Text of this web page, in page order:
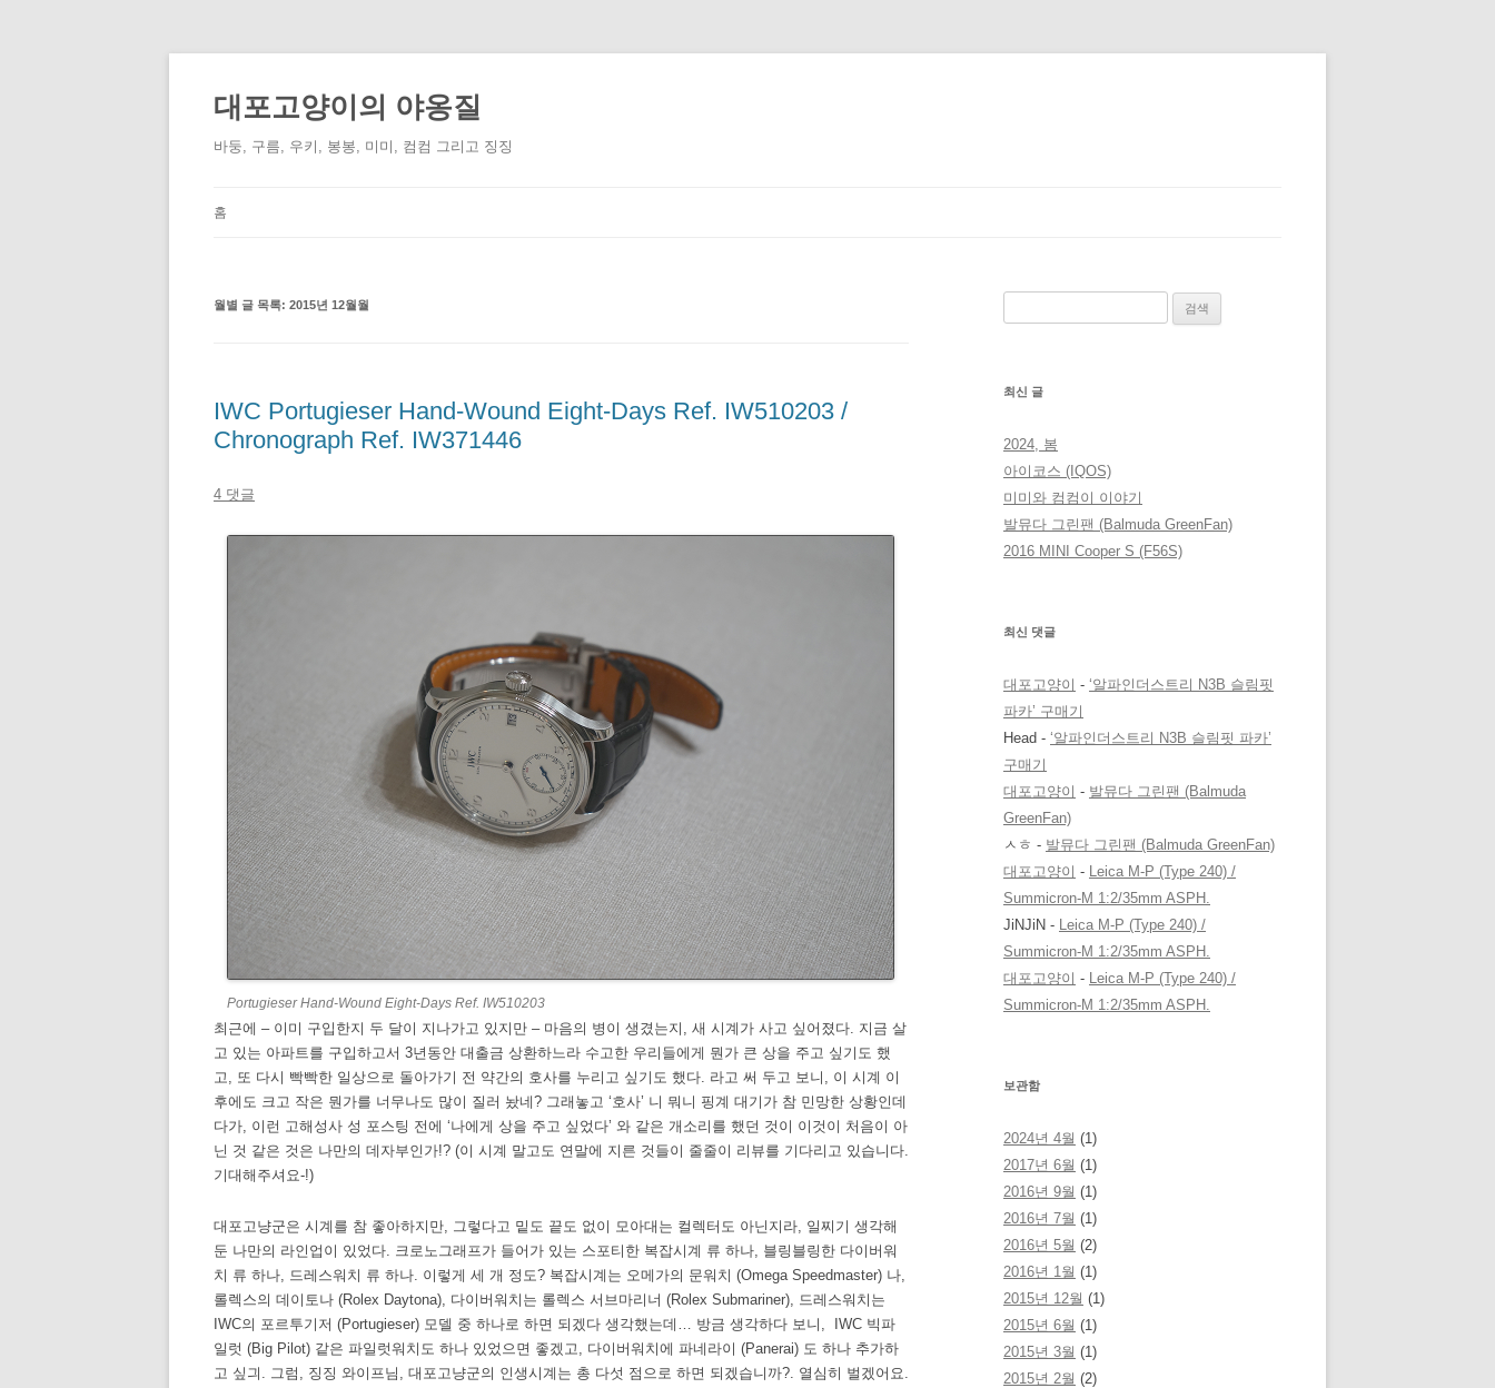
로
너
뛰
대포고양이의 야옹질
바둥, 구름, 우키, 봉봉, 미미, 컴컴 그리고 징징
홈
월별 글 목록: 2015년 12월월
IWC Portugieser Hand-Wound Eight-Days Ref. IW510203 /
Chronograph Ref. IW371446
4 댓글
Portugieser Hand-Wound Eight-Days Ref. IW510203
최근에 – 이미 구입한지 두 달이 지나가고 있지만 – 마음의 병이 생겼는지, 새 시계가 사고 싶어졌다. 지금 살
고 있는 아파트를 구입하고서 3년동안 대출금 상환하느라 수고한 우리들에게 뭔가 큰 상을 주고 싶기도 했
고, 또 다시 빡빡한 일상으로 돌아가기 전 약간의 호사를 누리고 싶기도 했다. 라고 써 두고 보니, 이 시계 이
후에도 크고 작은 뭔가를 너무나도 많이 질러 놨네? 그래놓고 ‘호사’ 니 뭐니 핑계 대기가 참 민망한 상황인데
다가, 이런 고해성사 성 포스팅 전에 ‘나에게 상을 주고 싶었다’ 와 같은 개소리를 했던 것이 이것이 처음이 아
닌 것 같은 것은 나만의 데자부인가!? (이 시계 말고도 연말에 지른 것들이 줄줄이 리뷰를 기다리고 있습니다.
기대해주셔요-!)
대포고냥군은 시계를 참 좋아하지만, 그렇다고 밑도 끝도 없이 모아대는 컬렉터도 아닌지라, 일찌기 생각해
둔 나만의 라인업이 있었다. 크로노그래프가 들어가 있는 스포티한 복잡시계 류 하나, 블링블링한 다이버워
치 류 하나, 드레스워치 류 하나. 이렇게 세 개 정도? 복잡시계는 오메가의 문워치 (Omega Speedmaster) 나,
롤렉스의 데이토나 (Rolex Daytona), 다이버워치는 롤렉스 서브마리너 (Rolex Submariner), 드레스워치는
IWC의 포르투기저 (Portugieser) 모델 중 하나로 하면 되겠다 생각했는데… 방금 생각하다 보니, IWC 빅파
일럿 (Big Pilot) 같은 파일럿워치도 하나 있었으면 좋겠고, 다이버워치에 파네라이 (Panerai) 도 하나 추가하
고 싶긔. 그럼, 징징 와이프님, 대포고냥군의 인생시계는 총 다섯 점으로 하면 되겠습니까?. 열심히 벌겠어요.
최신 글
2024, 봄
아이코스 (IQOS)
미미와 컴컴이 이야기
발뮤다 그린팬 (Balmuda GreenFan)
2016 MINI Cooper S (F56S)
최신 댓글
대포고양이 - ‘알파인더스트리 N3B 슬림핏
파카’ 구매기
Head - ‘알파인더스트리 N3B 슬림핏 파카’
구매기
대포고양이 - 발뮤다 그린팬 (Balmuda
GreenFan)
ㅅㅎ - 발뮤다 그린팬 (Balmuda GreenFan)
대포고양이 - Leica M-P (Type 240) /
Summicron-M 1:2/35mm ASPH.
JiNJiN - Leica M-P (Type 240) /
Summicron-M 1:2/35mm ASPH.
대포고양이 - Leica M-P (Type 240) /
Summicron-M 1:2/35mm ASPH.
보관함
2024년 4월 (1)
2017년 6월 (1)
2016년 9월 (1)
2016년 7월 (1)
2016년 5월 (2)
2016년 1월 (1)
2015년 12월 (1)
2015년 6월 (1)
2015년 3월 (1)
2015년 2월 (2)